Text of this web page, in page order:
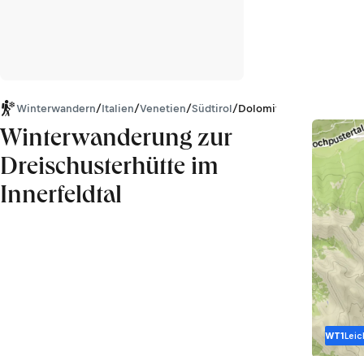
Winterwandern/Italien/Venetien/Südtirol/Dolomiten
Winterwanderung zur
Dreischusterhütte im
Innerfeldtal
WT1